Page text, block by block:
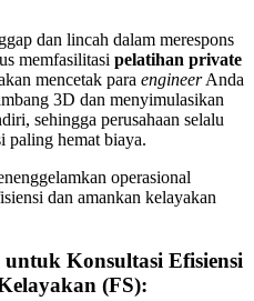
dan lincah dalam merespons
memfasilitasi pelatihan private
mencetak para engineerAnda
3D dan menyimulasikan
sehingga perusahaan selalu
paling hemat biaya.
operasional
dan amankan kelayakan
Konsultasi Efisiensi
(FS):